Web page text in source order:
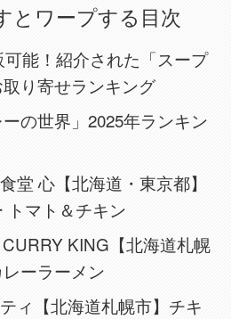
とワープする目次
可能！紹介された「スープ
り寄せランキング
ーの世界」2025年ランキン
堂 心【北海道・東京都】
トマト＆チキン
KING【北海道札幌
ーラーメン
ィ【北海道札幌市】チキ